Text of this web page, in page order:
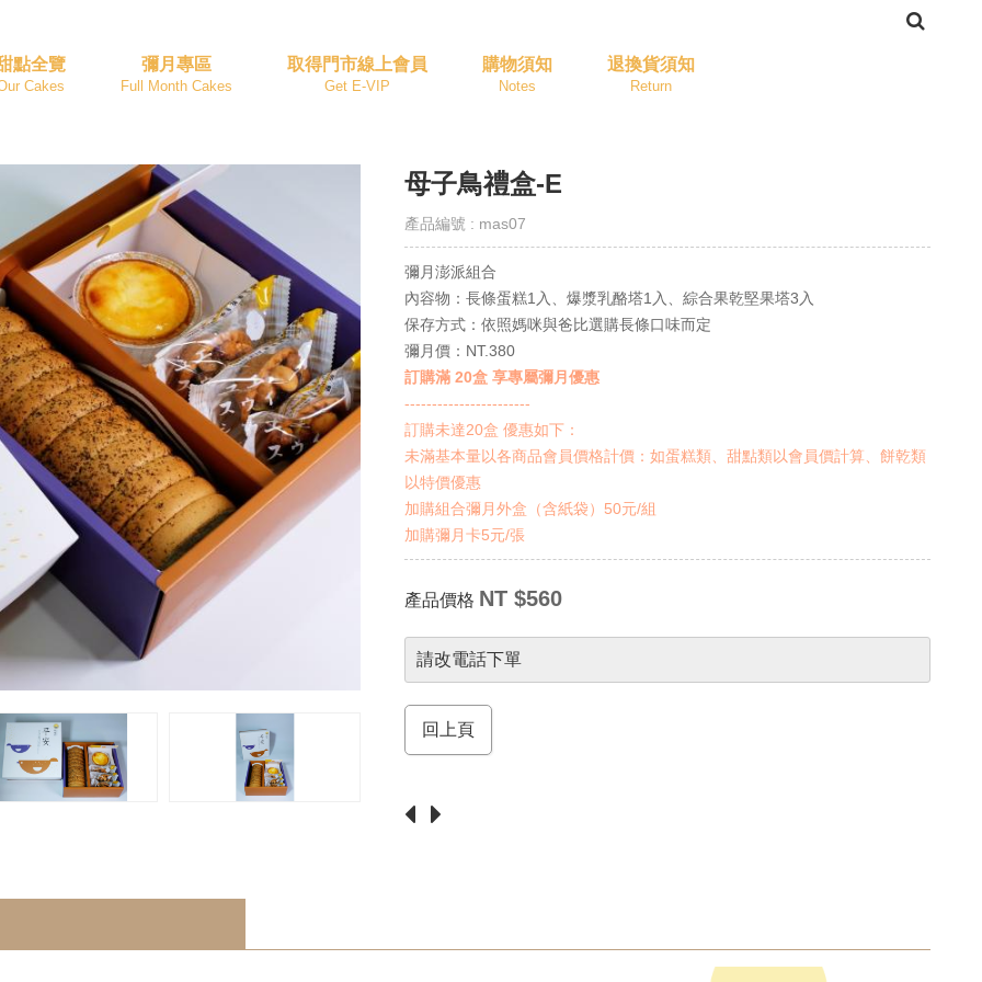
點全覽
Cakes
彌月專區
Full Month Cakes
取得門市線上會員
Get E-VIP
購物須知
Notes
退換貨須知
Return
母子鳥禮盒-E
產品編號 : mas07
彌月澎派組合
內容物：長條蛋糕1入、爆漿乳酪塔1入、綜合果乾堅果塔3入
保存方式：依照媽咪與爸比選購長條口味而定
彌月價：NT.380
訂購滿 20盒 享專屬彌月優惠
-----------------------
訂購未達20盒 優惠如下：
未滿基本量以各商品會員價格計價：如蛋糕類、甜點類以會員價計算、餅乾類
以特價優惠
加購組合彌月外盒（含紙袋）50元/組
加購彌月卡5元/張
產品價格 NT $560
請改電話下單
回上頁